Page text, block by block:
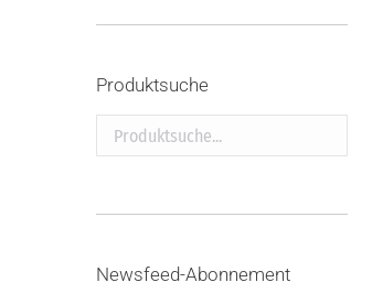
Produktsuche
Produktsuche...
Newsfeed-Abonnement